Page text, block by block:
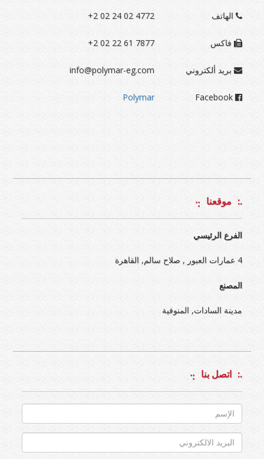
الهاتف +2 02 24 02 4772
فاكس +2 02 22 61 7877
بريد ألكتروني info@polymar-eg.com
Facebook
Polymar
موقعنا
الفرع الرئيسي
4 عمارات العبور , صلاح سالم, القاهرة
المصنع
مدينة السادات, المنوفية
اتصل بنا